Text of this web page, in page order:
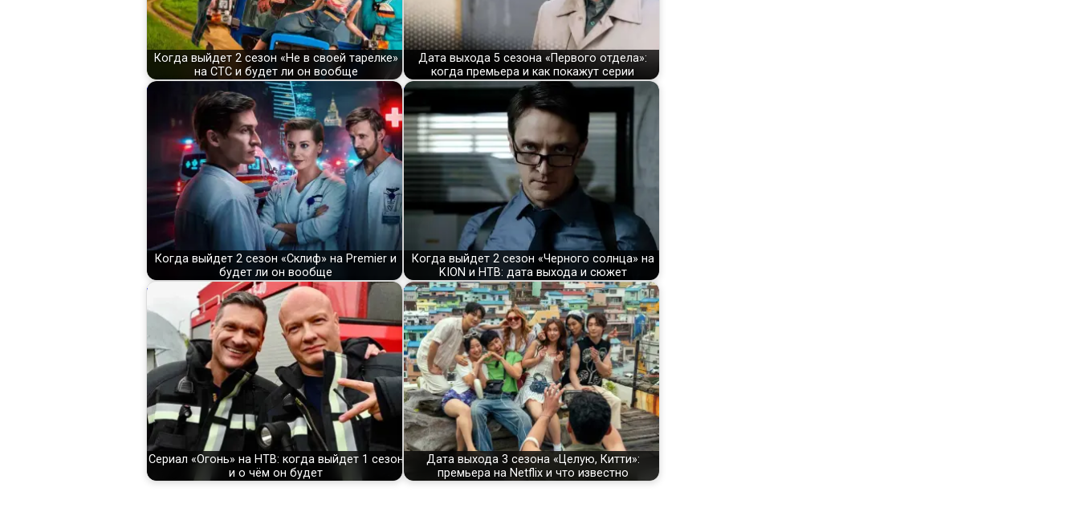
Когда выйдет 2 сезон «Не в своей тарелке»
на СТС и будет ли он вообще
Дата выхода 5 сезона «Первого отдела»:
когда премьера и как покажут серии
Когда выйдет 2 сезон «Склиф» на Premier и
будет ли он вообще
Когда выйдет 2 сезон «Черного солнца» на
KION и НТВ: дата выхода и сюжет
Сериал «Огонь» на НТВ: когда выйдет 1 сезон
и о чём он будет
Дата выхода 3 сезона «Целую, Китти»:
премьера на Netflix и что известно